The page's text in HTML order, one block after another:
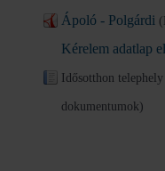
Ápoló - Polgárdi
Kérelem adatlap
Idősotthon
dokumentumok)